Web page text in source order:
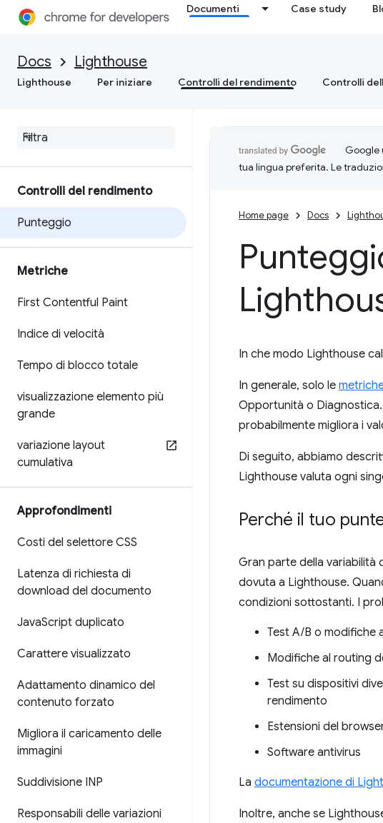
Documenti Case study
Docs Lighthouse
Lighthouse Per iniziare Controlli del rendimento Controlli
Controlli del rendimento
Punteggio
Metriche
First Contentful Paint
Indice di velocità
Tempo di blocco totale
visualizzazione elemento più
grande
variazione layout
cumulativa
Approfondimenti
Costi del selettore CSS
Latenza di richiesta di
download del documento
JavaScript duplicato
Carattere visualizzato
Adattamento dinamico del
contenuto forzato
Migliora il caricamento delle
immagini
Suddivisione INP
Responsabili delle variazioni
Google
tua lingua preferita. Le
Home page Docs
In che modo Lighthouse
In generale, solo le
Opportunità o
probabilmente migliora i
Di seguito, abbiamo
Lighthouse valuta ogni
Perché il tuo
Gran parte della variabilità
dovuta a Lighthouse.
condizioni sottostanti. I
Test A/B o modifiche
Modifiche al routing
Test su dispositivi
rendimento
Estensioni del
Software antivirus
La documentazione di
Inoltre, anche se